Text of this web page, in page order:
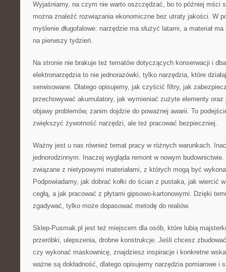
Wyjaśniamy, na czym nie warto oszczędzać, bo to później mści
można znaleźć rozwiązania ekonomiczne bez utraty jakości. W
myślenie długofalowe: narzędzie ma służyć latami, a materiał
na pierwszy tydzień.
Na stronie nie brakuje też tematów dotyczących konserwacji i
elektronarzędzia to nie jednorazówki, tylko narzędzia, które
serwisowane. Dlatego opisujemy, jak czyścić filtry, jak
przechowywać akumulatory, jak wymieniać zużyte elementy
objawy problemów, zanim dojdzie do poważnej awarii. To
zwiększyć żywotność narzędzi, ale też pracować bezpieczniej.
Ważny jest u nas również temat pracy w różnych warunkach.
jednorodzinnym. Inaczej wygląda remont w nowym
związane z nietypowymi materiałami, z których mogą być
Podpowiadamy, jak dobrać kołki do ścian z pustaka, jak wiercić
cegłą, a jak pracować z płytami gipsowo-kartonowymi. Dzięki
zgadywać, tylko może dopasować metodę do realiów.
Sklep-Pusmak.pl jest też miejscem dla osób, które lubią
przeróbki, ulepszenia, drobne konstrukcje. Jeśli chcesz
czy wykonać maskownicę, znajdziesz inspiracje i konkretne
ważne są dokładność, dlatego opisujemy narzędzia pomiarowe i